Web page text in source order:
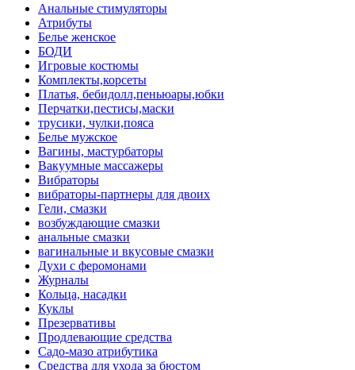
Анальные стимуляторы
Атрибуты
Белье женское
БОДИ
Игровые костюмы
Комплекты,корсеты
Платья, бебидолл,пеньюары,юбки
Перчатки,пестисы,маски
трусики, чулки,пояса
Белье мужское
Вагины, мастурбаторы
Вакуумные массажеры
Вибраторы
вибраторы-партнеры для двоих
Гели, смазки
возбуждающие смазки
анальные смазки
вагинальные и вкусовые смазки
Духи с феромонами
Журналы
Кольца, насадки
Куклы
Презервативы
Продлевающие средства
Садо-мазо атрибутика
Средства для ухода за бюстом